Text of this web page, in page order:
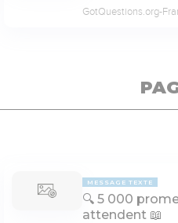
GotQuestions.org-
MESSAGE TEXTE
🔍 5 000
attendent 📖